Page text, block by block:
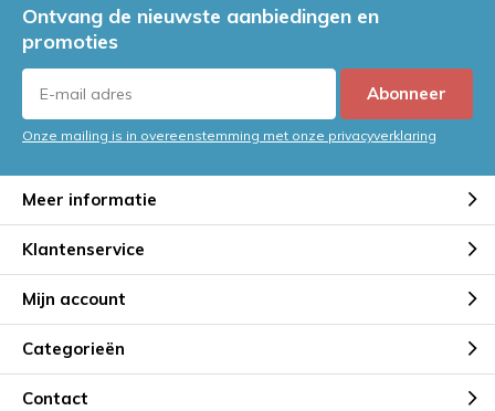
Ontvang de nieuwste aanbiedingen en
promoties
Abonneer
Onze mailing is in overeenstemming met onze privacyverklaring
Meer informatie
Klantenservice
Mijn account
Categorieën
Contact